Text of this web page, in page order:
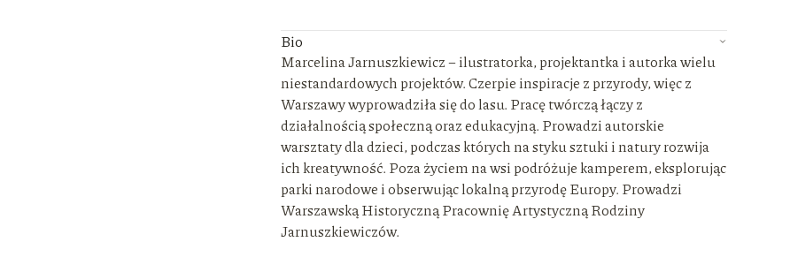
Bio
Marcelina Jarnuszkiewicz – ilustratorka, projektantka i autorka wielu
niestandardowych projektów. Czerpie inspiracje z przyrody, więc z
Warszawy wyprowadziła się do lasu. Pracę twórczą łączy z
działalnością społeczną oraz edukacyjną. Prowadzi autorskie
warsztaty dla dzieci, podczas których na styku sztuki i natury rozwija
ich kreatywność. Poza życiem na wsi podróżuje kamperem, eksplorując
parki narodowe i obserwując lokalną przyrodę Europy. Prowadzi
Warszawską Historyczną Pracownię Artystyczną Rodziny
Jarnuszkiewiczów.